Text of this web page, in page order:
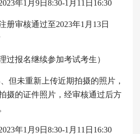
年1月9日8:30-1月11日16:30
册审核通过至2023年1月13日
过报名继续参加考试考生）
但未重新上传近期拍摄的照片，
摄的证件照片，经审核通过后方
年1月9日8:30-1月11日16:30